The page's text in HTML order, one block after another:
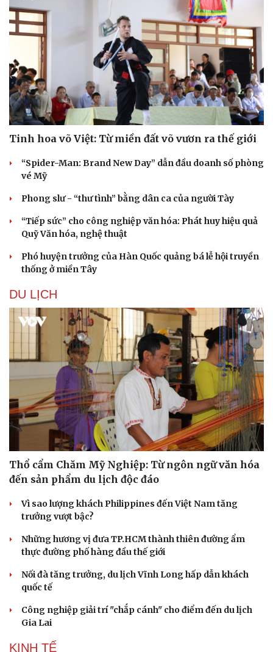
Doanh nghiệp
Thông tin doanh nghiệp
Doanh nghiệp 24h
Doanh nhân
Công nghệ
Sành điệu
Tin Công nghệ
Trải nghiệm
Tinh hoa võ Việt: Từ miền đất võ vươn ra thế giới
“Spider-Man: Brand New Day” dẫn đầu doanh số phòng
vé Mỹ
Phong slư - “thư tình” bằng dân ca của người Tày
“Tiếp sức” cho công nghiệp văn hóa: Phát huy hiệu quả
Quỹ Văn hóa, nghệ thuật
Phó huyện trưởng của Hàn Quốc quảng bá lễ hội truyền
thống ở miền Tây
DU LỊCH
Thổ cẩm Chăm Mỹ Nghiệp: Từ ngôn ngữ văn hóa
đến sản phẩm du lịch độc đáo
Vì sao lượng khách Philippines đến Việt Nam tăng
trưởng vượt bậc?
Những hương vị đưa TP.HCM thành thiên đường ẩm
thực đường phố hàng đầu thế giới
Nối đà tăng trưởng, du lịch Vĩnh Long hấp dẫn khách
quốc tế
Công nghiệp giải trí "chắp cánh" cho điểm đến du lịch
Gia Lai
KINH TẾ